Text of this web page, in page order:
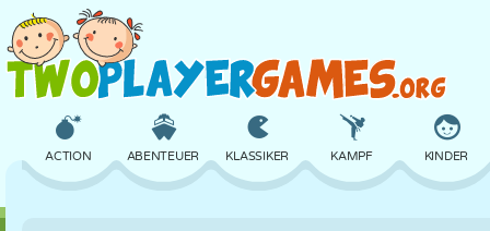
ACTION ABENTEUER KLASSIKER KAMPF KINDER